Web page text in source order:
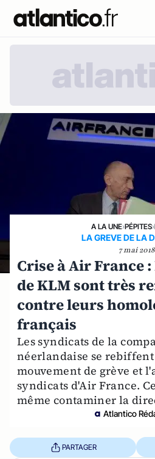
A LA UNE›PÉPITES›
LA GREVE DE LA
7 mai 2018
Crise à Air France
de KLM sont très
contre leurs
français
Les syndicats de la
néerlandaise se
mouvement de grève et
syndicats d'Air France.
même contaminer la
Atlantico
PARTAGER